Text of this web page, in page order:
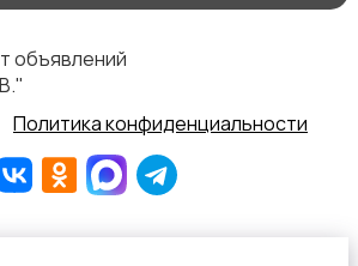
объявлений
Политика конфиденциальности